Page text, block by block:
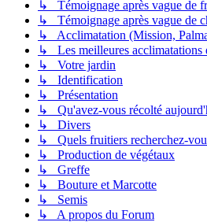
↳ Témoignage après vague de
↳ Témoignage après vague de
↳ Acclimatation (Mission,
↳ Les meilleures acclimatations
↳ Votre jardin
↳ Identification
↳ Présentation
↳ Qu'avez-vous récolté
↳ Divers
↳ Quels fruitiers recherchez-
↳ Production de végétaux
↳ Greffe
↳ Bouture et Marcotte
↳ Semis
↳ A propos du Forum